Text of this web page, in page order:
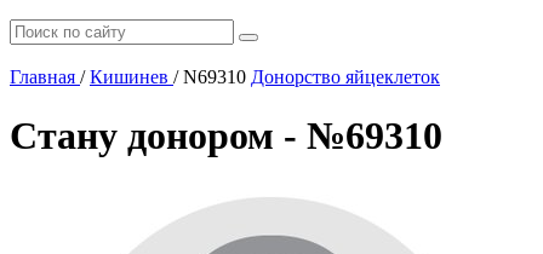
Главная / Кишинев /N69310 Донорство яйцеклеток
Стану донором - №69310